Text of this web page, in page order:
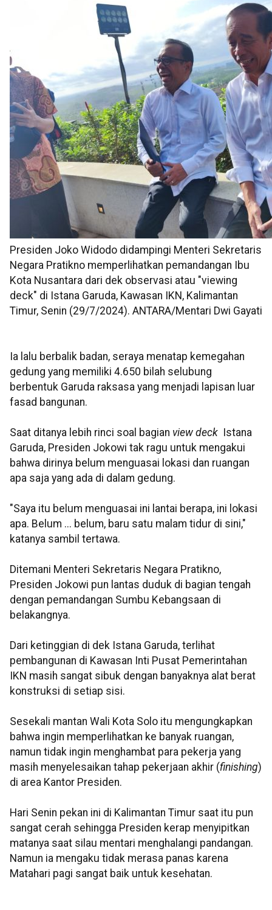
Presiden Joko Widodo didampingi Menteri Sekretaris
Negara Pratikno memperlihatkan pemandangan Ibu
Kota Nusantara dari dek observasi atau "viewing
deck" di Istana Garuda, Kawasan IKN, Kalimantan
Timur, Senin (29/7/2024). ANTARA/Mentari Dwi Gayati
Ia lalu berbalik badan, seraya menatap kemegahan
gedung yang memiliki 4.650 bilah selubung
berbentuk Garuda raksasa yang menjadi lapisan luar
fasad bangunan.
Saat ditanya lebih rinci soal bagian view deck
Istana
Garuda, Presiden Jokowi tak ragu untuk mengakui
bahwa dirinya belum menguasai lokasi dan ruangan
apa saja yang ada di dalam gedung.
"Saya itu belum menguasai ini lantai berapa, ini lokasi
apa. Belum ... belum, baru satu malam tidur di sini,"
katanya sambil tertawa.
Ditemani Menteri Sekretaris Negara Pratikno,
Presiden Jokowi pun lantas duduk di bagian tengah
dengan pemandangan Sumbu Kebangsaan di
belakangnya.
Dari ketinggian di dek Istana Garuda, terlihat
pembangunan di Kawasan Inti Pusat Pemerintahan
IKN masih sangat sibuk dengan banyaknya alat berat
konstruksi di setiap sisi.
Sesekali mantan Wali Kota Solo itu mengungkapkan
bahwa ingin memperlihatkan ke banyak ruangan,
namun tidak ingin menghambat para pekerja yang
masih menyelesaikan tahap pekerjaan akhir (finishing)
di area Kantor Presiden.
Hari Senin pekan ini di Kalimantan Timur saat itu pun
sangat cerah sehingga Presiden kerap menyipitkan
matanya saat silau mentari menghalangi pandangan.
Namun ia mengaku tidak merasa panas karena
Matahari pagi sangat baik untuk kesehatan.